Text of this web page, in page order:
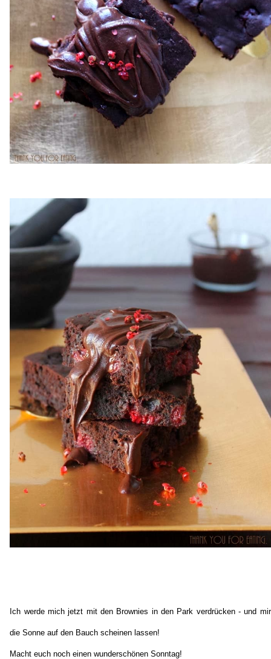
Ich werde mich jetzt mit den Brownies in den Park verdrücken - und mir
die Sonne auf den Bauch scheinen lassen!
Macht euch noch einen wunderschönen Sonntag!